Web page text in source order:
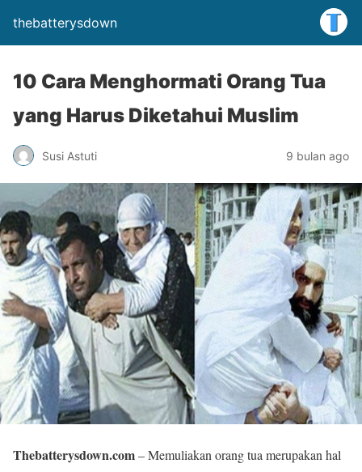
thebatterysdown
10 Cara Menghormati Orang Tua
yang Harus Diketahui Muslim
Susi Astuti 9 bulan ago
Thebatterysdown.com– Memuliakan orang tua merupakan hal